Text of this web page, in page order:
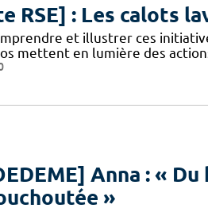
RSE] : Les calots
et illustrer ces
mettent en lumière des
Anna : «
»